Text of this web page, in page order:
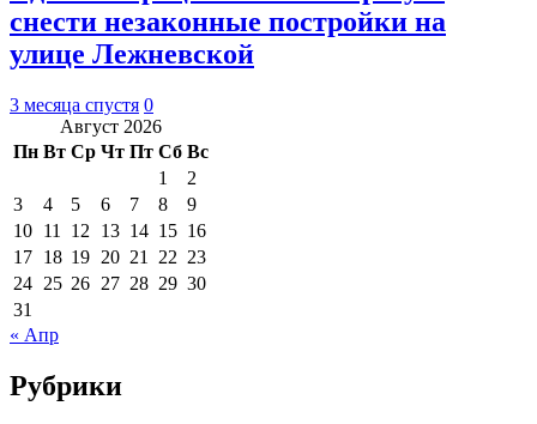
снести незаконные постройки на
улице Лежневской
3 месяца спустя 0
Август 2026
Пн Вт Ср Чт Пт Сб Вс
1
2
3
4 5 6 7 8
9
10 11 12 13 14 15 16
17 18 19 20 21 22 23
24 25 26 27 28 29 30
31
« Апр
Рубрики